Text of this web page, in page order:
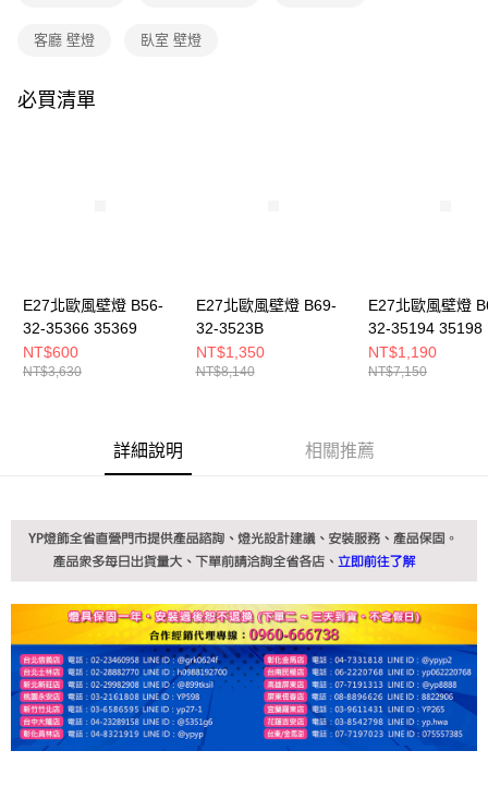
是否繳費成功／繳費後需取消欲退款等相關疑問，請聯繫「AFTEE先享後付
【注意事項】
時審查核予不同之上限額度；若仍有額度不足之情形，本公司將視審查結果
５．嚴禁一人註冊多個帳號或使用他人資訊註冊。若發現惡意使用之情形，
恩沛科技股份有限公司將有權停止該用戶之使用額度並採取法律行動。
客廳 壁燈 臥室 壁燈
必買清單
E27北歐風壁燈 B56-
32-35366 35369
NT$600
NT$3,630
E27北歐風壁燈 B69-
32-3523B
NT$1,350
NT$8,140
E27北歐風壁燈
32-35194 35198
NT$1,190
NT$7,150
詳細說明 相關推薦